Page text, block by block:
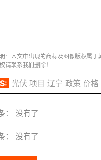
：本文中出现的商标及图像版权属
请联系我们删除！
光伏 项目 辽宁 政策 价格
上一条： 没有了
下一条： 没有了